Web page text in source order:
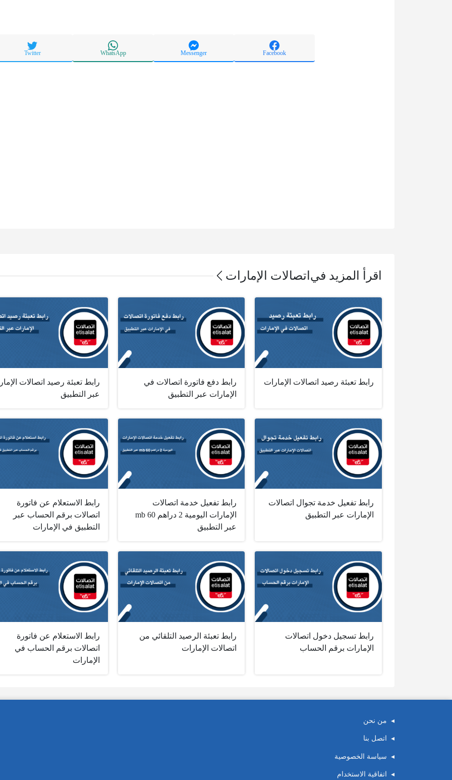
Facebook
Messenger
WhatsApp
Twitter
اقرأ المزيد في اتصالات الإمارات
رابط تعبئة رصيد اتصالات الإمارات
رابط دفع فاتورة اتصالات في
الإمارات عبر التطبيق
رابط تعبئة رصيد اتصالات
عبر التطبيق
رابط تفعيل خدمة تجوال اتصالات
الإمارات عبر التطبيق
رابط تفعيل خدمة اتصالات
الإمارات اليومية 2 دراهم 60 mb
عبر التطبيق
رابط الاستعلام عن فاتورة
اتصالات برقم الحساب عبر
التطبيق في الإمارات
رابط تسجيل دخول اتصالات
الإمارات برقم الحساب
رابط تعبئة الرصيد التلقائي من
اتصالات الإمارات
رابط الاستعلام عن فاتورة
اتصالات برقم الحساب في
الإمارات
من نحن
اتصل بنا
سياسة الخصوصية
اتفاقية الاستخدام